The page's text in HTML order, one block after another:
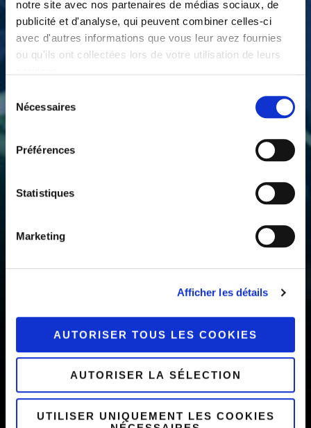
notre site avec nos partenaires de médias sociaux, de
publicité et d'analyse, qui peuvent combiner celles-ci
avec d'autres informations que vous leur avez fournies
ou qu'ils ont collectées lors de votre utilisation de leurs
Sélection
Nécessaires
Préférences
Statistiques
Marketing
Afficher les détails
AUTORISER TOUS LES COOKIES
AUTORISER LA SÉLECTION
UTILISER UNIQUEMENT LES COOKIES
conseils seront adaptés à votre situation – vos
objectifs reliés à la réalité de l’emploi.
Le handicap, les conséquences de votre RQTH
au travail?
Les candidats en parlent